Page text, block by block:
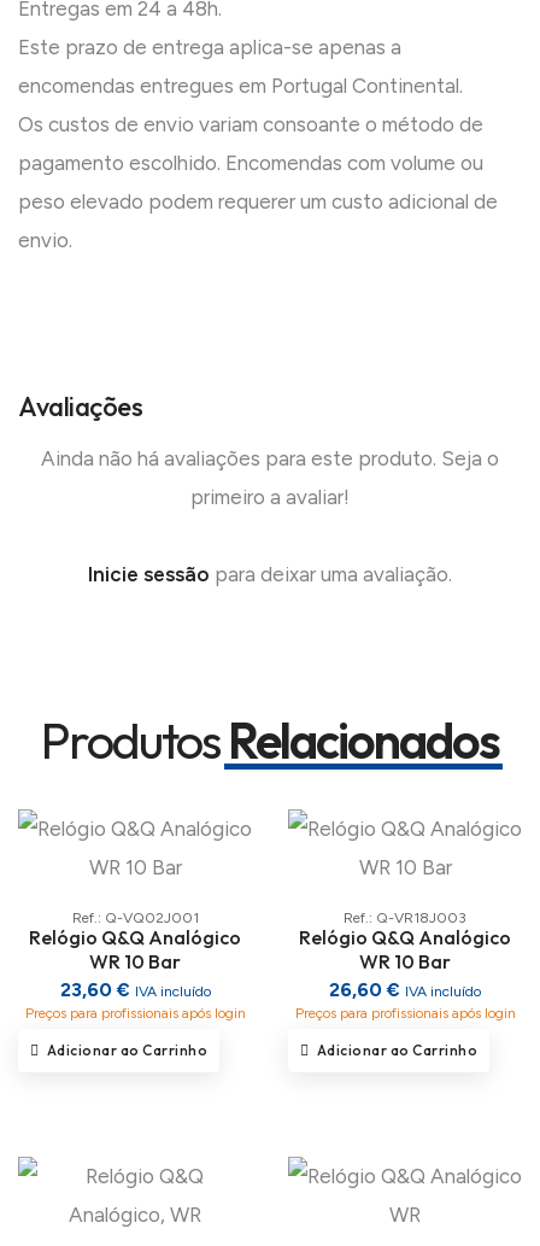
Entregas em 24 a 48h.
Este prazo de entrega aplica-se apenas a
encomendas entregues em Portugal Continental.
Os custos de envio variam consoante o método de
pagamento escolhido. Encomendas com volume ou
peso elevado podem requerer um custo adicional de
envio.
Avaliações
Ainda não há avaliações para este produto. Seja o
primeiro a avaliar!
Inicie sessão para deixar uma avaliação.
ProdutosRelacionados
Ref.: Q-VQ02J001
Relógio Q&Q Analógico
WR 10 Bar
23,60 € IVA incluído
Preços para profissionais após login
Adicionar ao Carrinho
Ref.: Q-VR18J003
Relógio Q&Q Analógico
WR 10 Bar
26,60 € IVA incluído
Preços para profissionais após login
Adicionar ao Carrinho